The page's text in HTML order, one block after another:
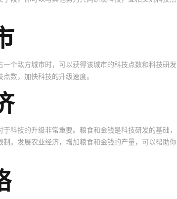
个敌方城市时，可以获得该城市的科技点数和科技研发
数，加快科技的升级速度。
科技的升级非常重要。粮食和金钱是科技研发的基础，
。发展农业经济，增加粮食和金钱的产量，可以帮助你